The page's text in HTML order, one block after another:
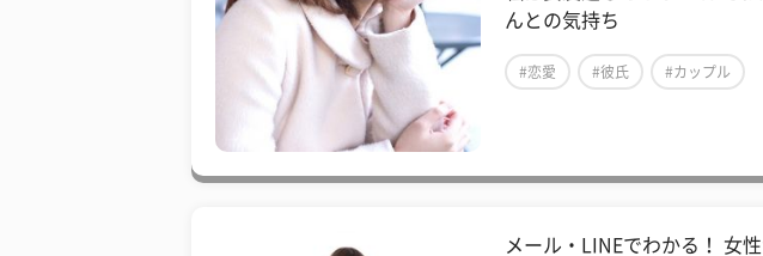
んとの気持ち
#恋愛 #彼氏 #カップル
メール・LINEでわかる！ 女